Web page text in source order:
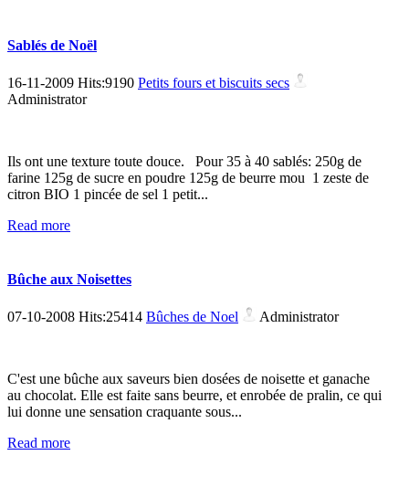
Sablés de Noël
16-11-2009 Hits:9190 Petits fours et biscuits secs
Administrator
Ils ont une texture toute douce. Pour 35 à 40 sablés: 250g de
farine 125g de sucre en poudre 125g de beurre mou 1 zeste de
citron BIO 1 pincée de sel 1 petit...
Read more
Bûche aux Noisettes
07-10-2008 Hits:25414 Bûches de Noel Administrator
C'est une bûche aux saveurs bien dosées de noisette et ganache
au chocolat. Elle est faite sans beurre, et enrobée de pralin, ce qui
lui donne une sensation craquante sous...
Read more